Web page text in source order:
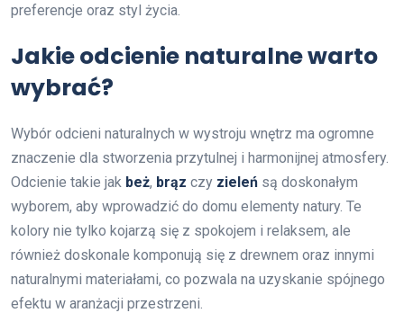
preferencje oraz styl życia.
Jakie odcienie naturalne warto
wybrać?
Wybór odcieni naturalnych w wystroju wnętrz ma ogromne
znaczenie dla stworzenia przytulnej i harmonijnej atmosfery.
Odcienie takie jak beż, brąz czy zieleń są doskonałym
wyborem, aby wprowadzić do domu elementy natury. Te
kolory nie tylko kojarzą się z spokojem i relaksem, ale
również doskonale komponują się z drewnem oraz innymi
naturalnymi materiałami, co pozwala na uzyskanie spójnego
efektu w aranżacji przestrzeni.